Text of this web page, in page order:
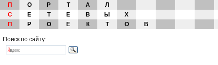
П О Р Т А
Л
С
Е Т Е В Ы
Х
П
Р О Е К Т О В
Поиск по сайту: